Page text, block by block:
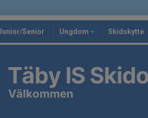
Senior Ungdom Skidskytte
Täby IS
Välkommen